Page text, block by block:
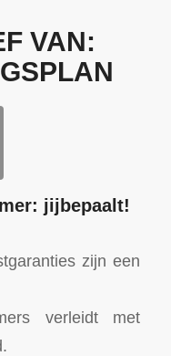
VAN:
jijbepaalt!
zijn een
verleidt met